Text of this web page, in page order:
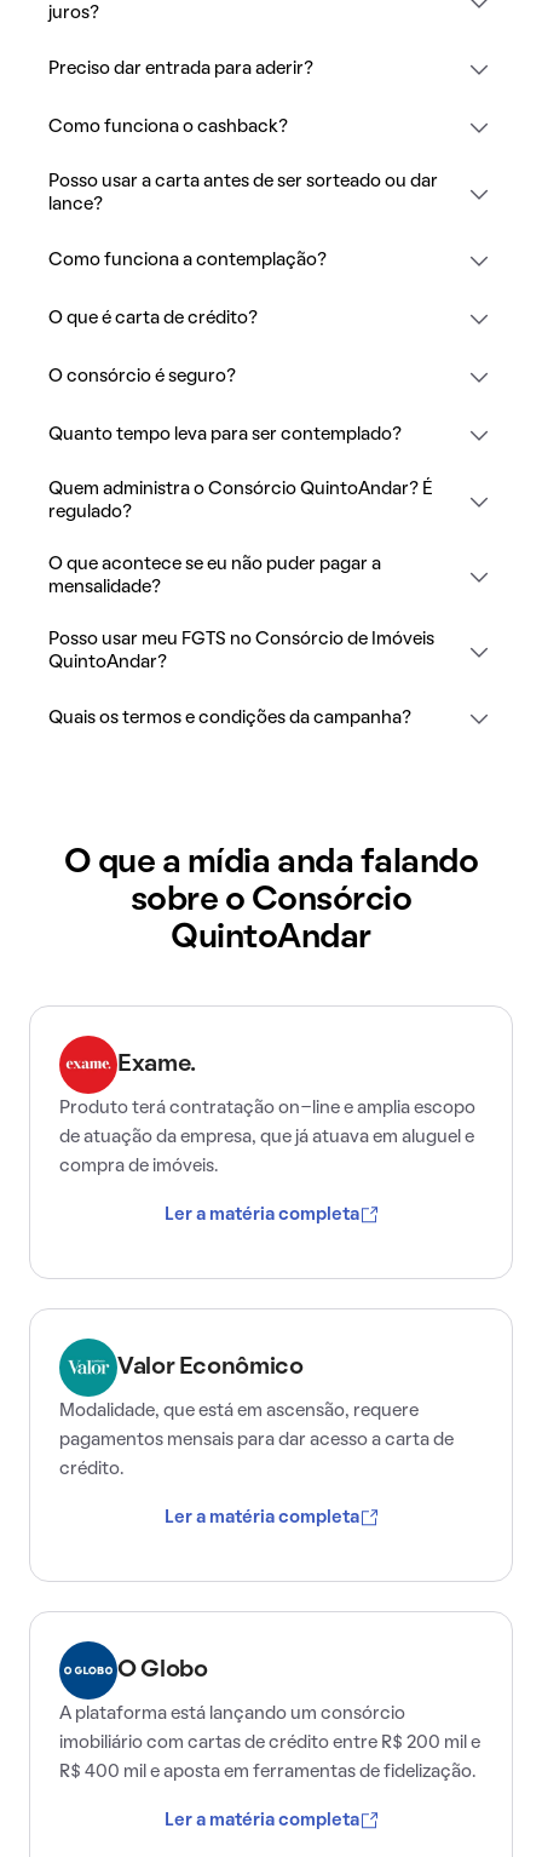
juros?
Preciso dar entrada para aderir?
Como funciona o cashback?
Posso usar a carta antes de ser sorteado ou dar
lance?
Como funciona a contemplação?
O que é carta de crédito?
O consórcio é seguro?
Quanto tempo leva para ser contemplado?
Quem administra o Consórcio QuintoAndar? É
regulado?
O que acontece se eu não puder pagar a
mensalidade?
Posso usar meu FGTS no Consórcio de Imóveis
QuintoAndar?
Quais os termos e condições da campanha?
O que a mídia anda falando
sobre o Consórcio
QuintoAndar
Exame.
Produto terá contratação on-line e amplia escopo
de atuação da empresa, que já atuava em aluguel e
compra de imóveis.
Ler a matéria completa
Valor Econômico
Modalidade, que está em ascensão, requere
pagamentos mensais para dar acesso a carta de
crédito.
Ler a matéria completa
O Globo
A plataforma está lançando um consórcio
imobiliário com cartas de crédito entre R$ 200 mil e
R$ 400 mil e aposta em ferramentas de fidelização.
Ler a matéria completa